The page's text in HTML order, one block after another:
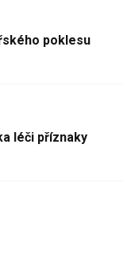
poklesu
léči příznaky